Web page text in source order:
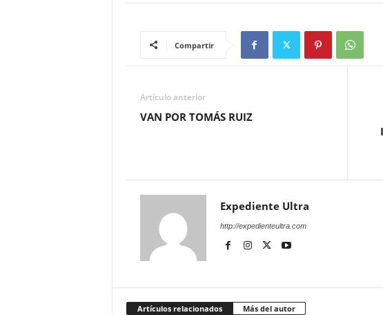
Compartir
Artículo anterior
VAN POR TOMÁS RUIZ
Expediente Ultra
http://expedienteultra.com
Artículos relacionados Más del autor